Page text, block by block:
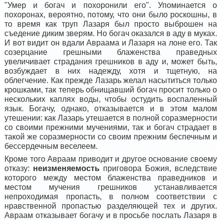
"Умер и богач и похоронили его". Упоминается о
похоронах, вероятно, потому, что они было роскошны, в
то время как труп Лазаря был просто выброшен на
съедение диким зверям. Но богач оказался в аду в муках.
И вот видит он вдали Авраама и Лазаря на лоне его. Так
созерцание грешными блаженства праведных
увеличивает страдания грешников в аду и, может быть,
возбуждает в них надежду, хотя и тщетную, на
облегчение. Как прежде Лазарь желал насытиться только
крошками, так теперь обнищавший богач просит только о
нескольких каплях воды, чтобы остудить воспаленный
язык. Богачу, однако, отказывается и в этом малом
утешении: как Лазарь утешается в полной соразмерности
со своими прежними мучениями, так и богач страдает в
такой же соразмерности со своим прежним беспечным и
бессердечным веселеем.
Кроме того Авраам приводит и другое основание своему
отказу: неизменяемость приговора Божия, вследствие
которого между местом блаженства праведников и
местом мучения грешников устанавливается
непроходимая пропасть, в полном соответствии с
нравственной пропастью разделяющей тех и других.
Авраам отказывает богачу и в просьбе послать Лазаря в